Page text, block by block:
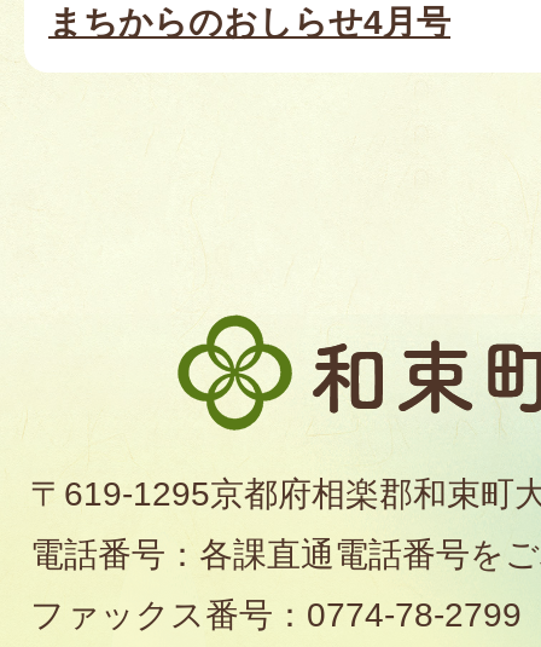
まちからのおしらせ4月号
和
束
役
場
〒619-1295京都府相楽郡和束町
電話番号：各課直通電話番号を
ファックス番号：0774-78-2799